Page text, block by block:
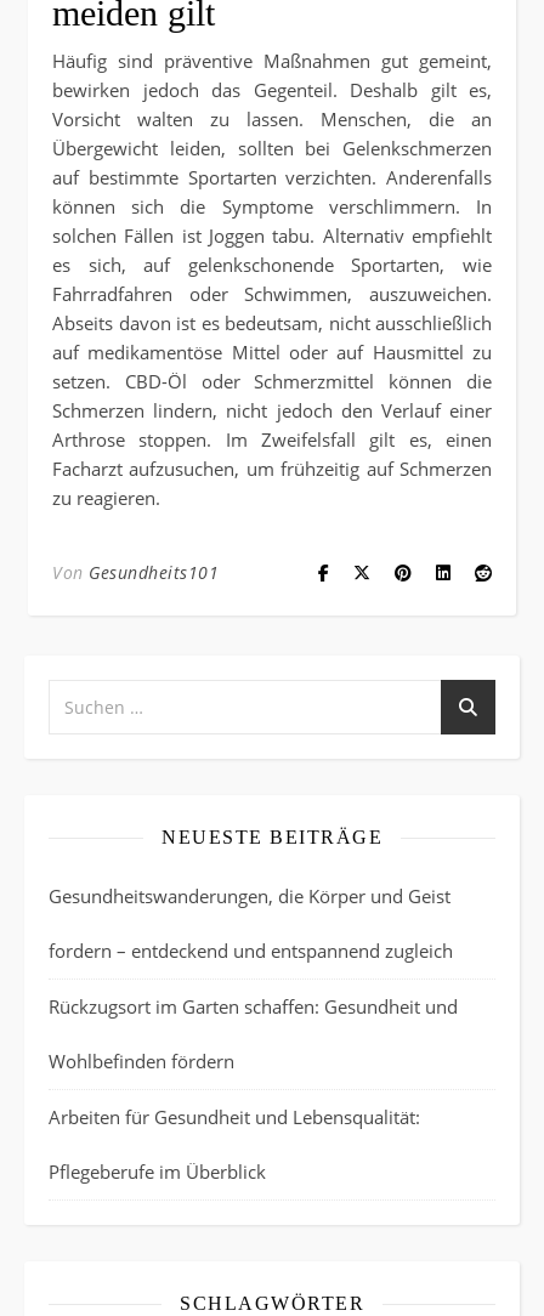
meiden gilt
Häufig sind präventive Maßnahmen gut gemeint,
bewirken jedoch das Gegenteil. Deshalb gilt es,
Vorsicht walten zu lassen. Menschen, die an
Übergewicht leiden, sollten bei Gelenkschmerzen
auf bestimmte Sportarten verzichten. Anderenfalls
können sich die Symptome verschlimmern. In
solchen Fällen ist Joggen tabu. Alternativ empfiehlt
es sich, auf gelenkschonende Sportarten, wie
Fahrradfahren oder Schwimmen, auszuweichen.
Abseits davon ist es bedeutsam, nicht ausschließlich
auf medikamentöse Mittel oder auf Hausmittel zu
setzen. CBD-Öl oder Schmerzmittel können die
Schmerzen lindern, nicht jedoch den Verlauf einer
Arthrose stoppen. Im Zweifelsfall gilt es, einen
Facharzt aufzusuchen, um frühzeitig auf Schmerzen
zu reagieren.
Von Gesundheits101
NEUESTE BEITRÄGE
Gesundheitswanderungen, die Körper und Geist
fordern – entdeckend und entspannend zugleich
Rückzugsort im Garten schaffen: Gesundheit und
Wohlbefinden fördern
Arbeiten für Gesundheit und Lebensqualität:
Pflegeberufe im Überblick
SCHLAGWÖRTER